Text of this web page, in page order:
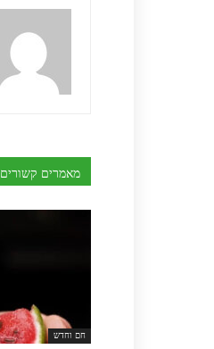
מאמרים קשורים
חם וחדש